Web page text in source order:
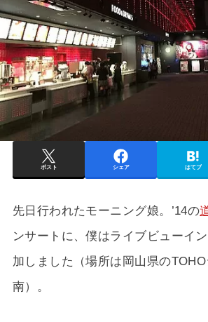
ポスト シェア はてブ
先日行われたモーニング娘。’14の
ンサートに、僕はライブビューイ
加しました（場所は岡山県の
南）。